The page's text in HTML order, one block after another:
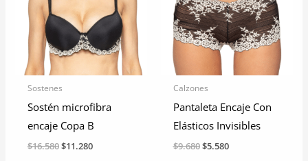
Sostenes
Sostén microfibra
encaje Copa B
$16.580El
$11.280El
Calzones
Pantaleta Encaje Con
Elásticos Invisibles
$9.680El
$5.580El